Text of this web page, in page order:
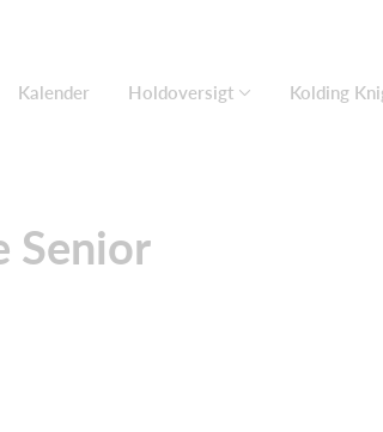
Kalender Holdoversigt Kolding
Senior